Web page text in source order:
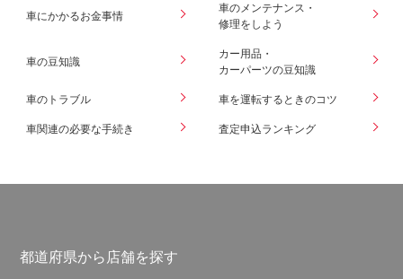
車にかかるお金事情
車のメンテナンス・
修理をしよう
車の豆知識
カー用品・
カーパーツの豆知識
車のトラブル 車を運転するときのコツ
車関連の必要な手続き 査定申込ランキング
都道府県から店舗を探す